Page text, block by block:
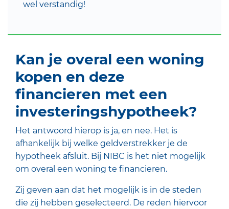
wel verstandig!
Kan je overal een woning
kopen en deze
financieren met een
investeringshypotheek?
Het antwoord hierop is ja, en nee. Het is
afhankelijk bij welke geldverstrekker je de
hypotheek afsluit. Bij NIBC is het niet mogelijk
om overal een woning te financieren.
Zij geven aan dat het mogelijk is in de steden
die zij hebben geselecteerd. De reden hiervoor